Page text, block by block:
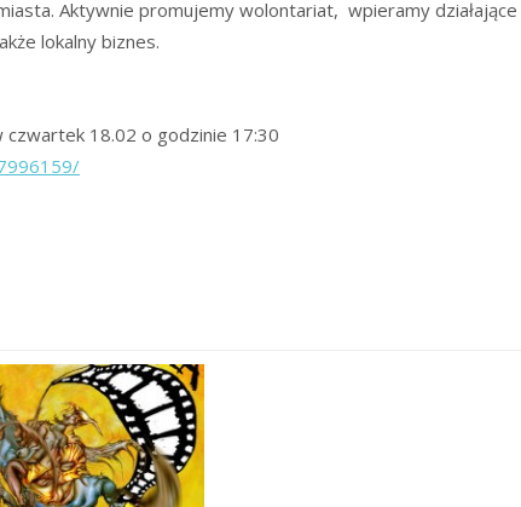
Aktywnie promujemy wolontariat, wpieramy działające
lokalny biznes.
czwartek 18.02 o godzinie 17:30